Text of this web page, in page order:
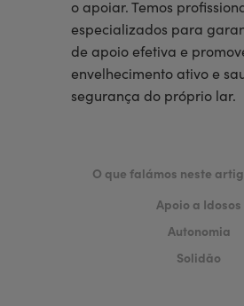
o apoiar. Temos
especializados para
de apoio efetiva e
envelhecimento ativo e
segurança do próprio lar.
O que falámos neste
Apoio a Idosos
Autonomia
Solidão